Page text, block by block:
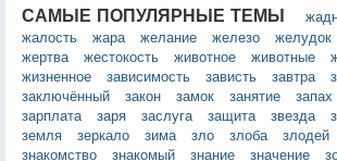
САМЫЕ ПОПУЛЯРНЫЕ ТЕМЫ
жалость
жара желание железо желудок
жертва
жестокость животное животные
жизненное
зависимость зависть завтра
заключённый
закон замок занятие запах
зарплата
заря заслуга защита звезда
земля
зеркало зима зло злоба злодей
знакомство
знакомый знание значение